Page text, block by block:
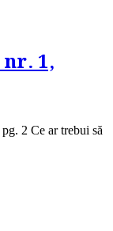
1,
2 Ce ar trebui să